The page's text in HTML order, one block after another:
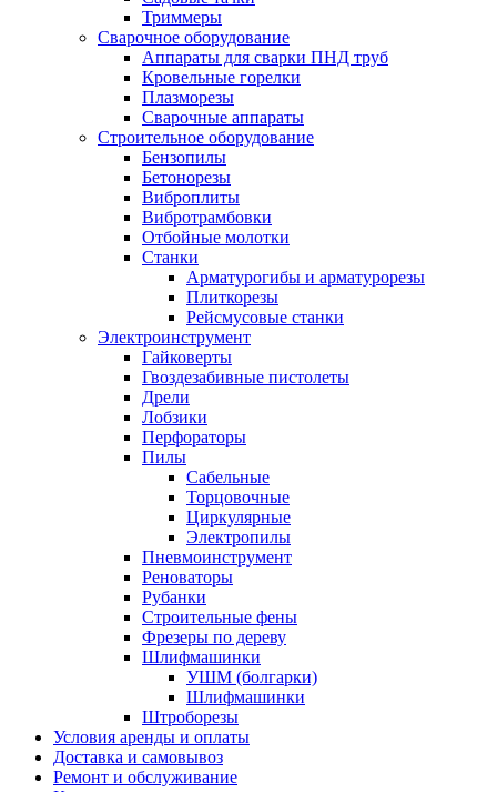
Триммеры
Сварочное оборудование
Аппараты для сварки ПНД труб
Кровельные горелки
Плазморезы
Сварочные аппараты
Строительное оборудование
Бензопилы
Бетонорезы
Виброплиты
Вибротрамбовки
Отбойные молотки
Станки
Арматурогибы и арматурорезы
Плиткорезы
Рейсмусовые станки
Электроинструмент
Гайковерты
Гвоздезабивные пистолеты
Дрели
Лобзики
Перфораторы
Пилы
Сабельные
Торцовочные
Циркулярные
Электропилы
Пневмоинструмент
Реноваторы
Рубанки
Строительные фены
Фрезеры по дереву
Шлифмашинки
УШМ (болгарки)
Шлифмашинки
Штроборезы
Условия аренды и оплаты
Доставка и самовывоз
Ремонт и обслуживание